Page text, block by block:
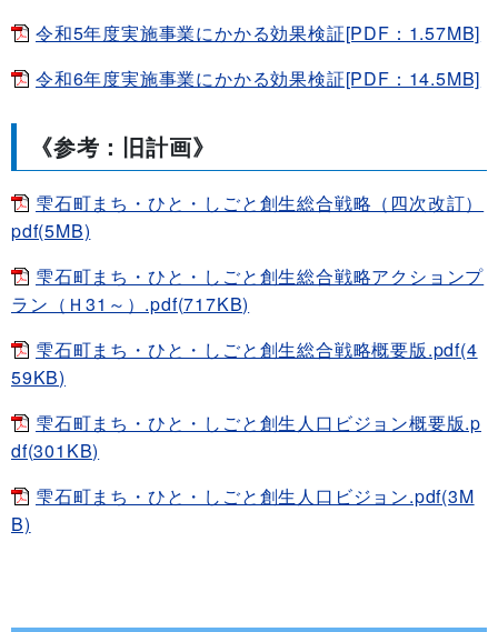
令和5年度実施事業にかかる効果検証[PDF：1.57MB]
令和6年度実施事業にかかる効果検証[PDF：14.5MB]
《参考：旧計画》
雫石町まち・ひと・しごと創生総合戦略（四次改訂）
pdf(5MB)
雫石町まち・ひと・しごと創生総合戦略アクションプ
ラン（Ｈ31～）.pdf(717KB)
雫石町まち・ひと・しごと創生総合戦略概要版.pdf(4
59KB)
雫石町まち・ひと・しごと創生人口ビジョン概要版.p
df(301KB)
雫石町まち・ひと・しごと創生人口ビジョン.pdf(3M
B)